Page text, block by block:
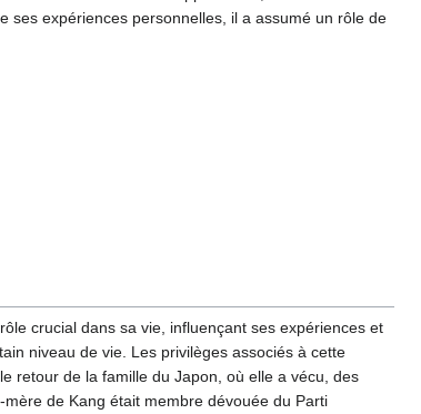
ses expériences personnelles, il a assumé un rôle de
crucial dans sa vie, influençant ses expériences et
niveau de vie. Les privilèges associés à cette
retour de la famille du Japon, où elle a vécu, des
de Kang était membre dévouée du Parti